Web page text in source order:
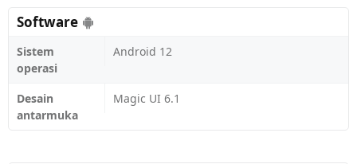
Software
Sistem
operasi
Android 12
Desain
antarmuka
Magic UI 6.1